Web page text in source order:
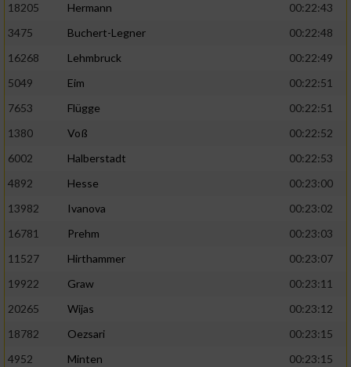
18205
Hermann
00:22:43
3475
Buchert-Legner
00:22:48
16268
Lehmbruck
00:22:49
5049
Eim
00:22:51
7653
Flügge
00:22:51
1380
Voß
00:22:52
6002
Halberstadt
00:22:53
4892
Hesse
00:23:00
13982
Ivanova
00:23:02
16781
Prehm
00:23:03
11527
Hirthammer
00:23:07
19922
Graw
00:23:11
20265
Wijas
00:23:12
18782
Oezsari
00:23:15
4952
Minten
00:23:15